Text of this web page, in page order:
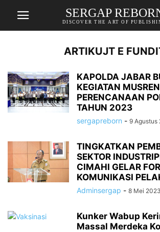
SERGAP
DISCOVER THE ART OF
ARTIKUJT E
KAPOLDA JABAR
KEGIATAN
PERENCANAAN
TAHUN 2023
sergapreborn - 9 Agustus
TINGKATKAN
SEKTOR
CIMAHI GELAR
KOMUNIKASI
Adminsergap - 8 Mei 2023
Kunker Wabup
Massal Merdeka